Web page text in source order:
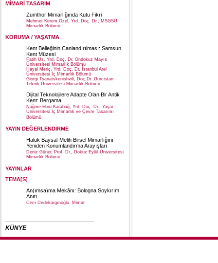
MİMARİ TASARIM
Zumthor Mimarlığında Kutu Fikri
Mehmet Kerem Özel, Yrd. Doç. Dr., MSGSÜ
Mimarlık Bölümü
KORUMA / YAŞATMA
Kent Belleğinin Canlandırılması: Samsun
Kent Müzesi
Fatih Us, Yrd. Doç. Dr, Ondokuz Mayıs
Üniversitesi Mimarlık Bölümü
Hayal Meriç, Yrd. Doç. Dr, İstanbul Arel
Üniversitesi İç Mimarlık Bölümü
Giorgi Tsanatskenishvili, Doç.Dr.,Gürcistan
Teknik Üniversitesi Mimarlık Bölümü
Dijital Teknolojilere Adapte Olan Bir Antik
Kent: Bergama
Nağme Ebru Karabağ, Yrd. Doç. Dr., Yaşar
Üniversitesi İç Mimarlık ve Çevre Tasarımı
Bölümü
YAYIN DEĞERLENDİRME
Haluk Baysal-Melih Birsel Mimarlığını
Yeniden Konumlandırma Arayışları
Deniz Güner, Prof. Dr., Dokuz Eylül Üniversitesi
Mimarlık Bölümü
YAYINLAR
TEMA[S]
An(ımsa)ma Mekânı: Bologna Soykırım
Anıtı
Cem Dedekargınoğlu, Mimar
KÜNYE